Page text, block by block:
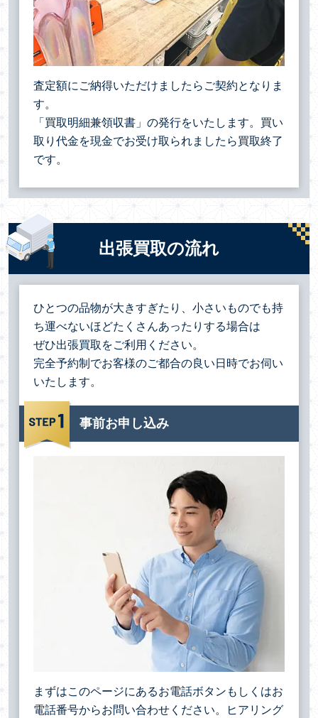
査定額にご納得いただけましたらご契約となりま
す。
「買取明細兼領収書」の発行をいたします。買い
取り代金を現金でお受け取られましたら買取終了
です。
出張買取の流れ
ひとつの品物が大きすぎたり、小さいものでも持
ち運べないほどたくさんあったりする場合は
ぜひ出張買取をご利用ください。
完全予約制でお客様のご都合の良い日時でお伺い
いたします。
事前お申し込み
まずはこのページにあるお電話ボタンもしくはお
電話番号からお問い合わせください。ヒアリング